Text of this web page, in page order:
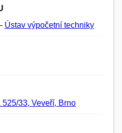
Ústav výpočetní techniky
525/33, Veveří, Brno